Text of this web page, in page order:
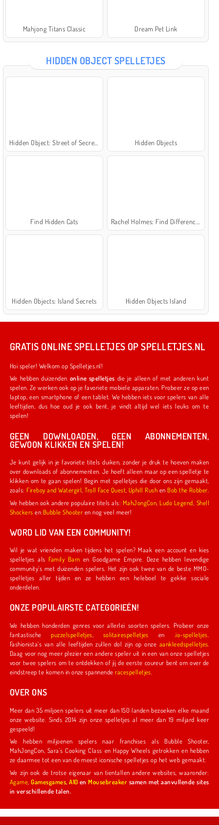
Mahjong Titans Classic Dream Pet Link
HIDDEN OBJECT SPELLETJES
Hidden Objects
Find Hidden Cats
Hidden Objects: Island Secrets Hidden Objects Island
GRATIS ONLINE SPELLETJES OP SPELLETJES.NL
Hoi speler! Welkom op Spelletjes.nl!
We hebben duizenden online spelletjes die je alleen of met anderen kunt
spelen. Ze werken ook op je favoriete mobiele apparaten. Probeer ze op een
laptop, een smartphone of een tablet. We hebben iets voor spelers van alle
leeftijden, dus hoe oud je ook bent, je vindt altijd wel iets leuks om te
spelen!
GEEN DOWNLOADEN, GEEN ABONNEMENTEN,
GEWOON KLIKKEN EN SPELEN!
Je kunt gelijk in je favoriete titels duiken, zonder je druk te hoeven maken
over downloads of abonnementen. Je hoeft alleen maar op een spelletje te
klikken om te gaan spelen! Begin met spelletjes die door ons zijn gemaakt,
zoals:
Fireboy and Watergirl ,Troll Face Quest Uphill Rush en Bob the Robber
We hebben ook andere populaire titels als: MahJongCon Ludo Legend Shell
Shockers en Bubble Shooter en nog veel meer!
WORD LID VAN EEN COMMUNITY!
Wil je wat vrienden maken tijdens het spelen? Maak een account en kies
spelletjes als
Family Barn en Goodgame Empire. Deze hebben levendige
community's met duizenden spelers. Het zijn ook twee van de beste MMO-
spelletjes aller tijden en ze hebben een heleboel te gekke sociale
onderdelen.
ONZE POPULAIRSTE CATEGORIEËN!
We hebben honderden genres voor allerlei soorten spelers. Probeer onze
fantastischepuzzelspelletjes solitairespelletjes en .io-spelletjes
Fashionista's van alle leeftijden zullen dol zijn op onze aankleedspelletjes
Daag voor nog meer plezier een andere speler uit in een van onze spelletjes
voor twee spelers om te ontdekken of jij de eerste coureur bent om over de
eindstreep te komen in onze spannenderacespelletjes
OVER ONS
Meer dan 35 miljoen spelers uit meer dan 150 landen bezoeken elke maand
onze website. Sinds 2014 zijn onze spelletjes al meer dan 19 miljard keer
gespeeld!
We hebben miljoenen spelers naar franchises als Bubble Shooter,
MahJongCon, Sara's Cooking Class en Happy Wheels getrokken en hebben
ze daarmee tot een van de meest iconische spelletjes op het web gemaakt.
We zijn ook de trotse eigenaar van tientallen andere websites, waaronder:
Agame ,Gamesgames,A10 enMousebreaker samen met aanvullende sites
in verschillende talen.